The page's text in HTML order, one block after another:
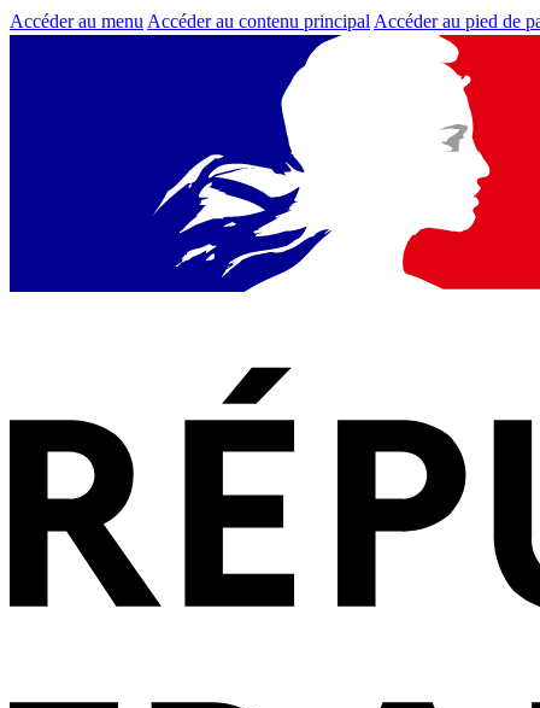
Accéder au menu Accéder au contenu principal Accéder au pied de